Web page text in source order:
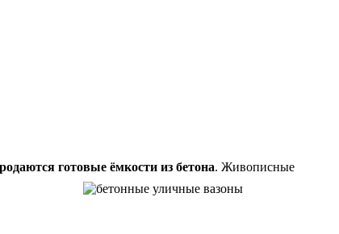
готовые ёмкости из бетона. Живописные